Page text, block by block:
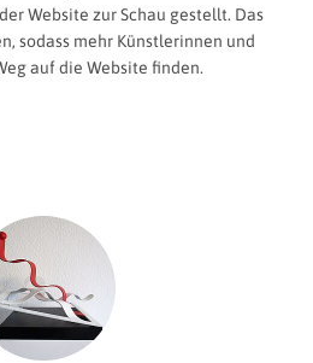
Website zur Schau gestellt. Das
sodass mehr Künstlerinnen und
auf die Website finden.